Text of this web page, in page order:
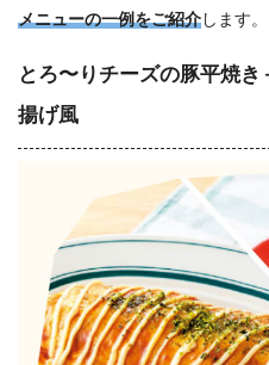
メニューの一例をご紹介します。
とろ〜りチーズの豚平焼
揚げ風